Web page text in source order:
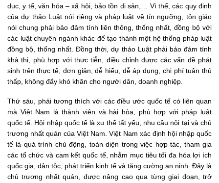
dục, y tế, văn hóa – xã hội, bảo tồn di sản,… Vì thế, các quy định
của dự thảo Luật nói riêng và pháp luật về tín ngưỡng, tôn giáo
nói chung phải bảo đảm tính liên thông, thống nhất, đồng bộ với
các luật chuyên ngành khác để tạo thành một hệ thống pháp luật
đồng bộ, thống nhất. Đồng thời, dự thảo Luật phải bảo đảm tính
khả thi, phù hợp với thực tiễn, điều chỉnh được các vấn đề phát
sinh trên thực tế, đơn giản, dễ hiểu, dễ áp dụng, chi phí tuân thủ
thấp, không đẩy khó khăn cho người dân, doanh nghiệp.
Thứ sáu, phải tương thích với các điều ước quốc tế có liên quan
mà Việt Nam là thành viên và hài hòa, phù hợp với pháp luật
quốc tế. Hội nhập quốc tế là xu thế tất yếu, nhu cầu nội tại và chủ
trương nhất quán của Việt Nam. Việt Nam xác định hội nhập quốc
tế là quá trình chủ động, toàn diện trong việc hợp tác, tham gia
các tổ chức và cam kết quốc tế, nhằm mục tiêu tối đa hóa lợi ích
quốc gia, dân tộc, phát triển kinh tế và tăng cường an ninh. Đây là
chủ trương nhất quán, được nâng cao qua từng giai đoạn, trở